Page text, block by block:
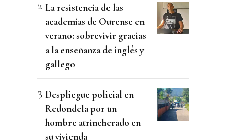
La resistencia de las
academias de Ourense en
verano: sobrevivir gracias
a la enseñanza de inglés y
gallego
Despliegue policial en
Redondela por un
hombre atrincherado en
su vivienda